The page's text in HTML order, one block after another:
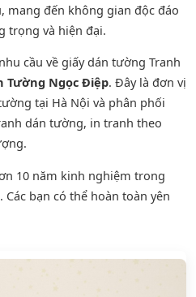
mang đến không gian độc đáo
trọng và hiện đại.
cầu về giấy dán tường Tranh
Tường Ngọc Điệp. Đây là đơn vị
tại Hà Nội và phân phối
dán tường, in tranh theo
10 năm kinh nghiệm trong
bạn có thể hoàn toàn yên